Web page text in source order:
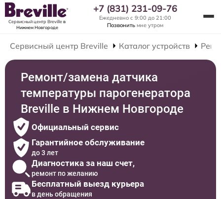
Сервисный центр Brevilleв
Нижнем Новгороде
+7 (831) 231-09-76
Ежедневно с 9:00 до 21:00
Позвонить мне утром
Сервисный центр Breville Каталог устройств
Ремонт/замена датчика
температуры парогенератора
Breville в Нижнем Новгороде
Официальный сервис
Гарантийное обслуживание
до 3 лет
Диагностика за наш счет,
ремонт по желанию
Бесплатный выезд курьера
в день обращения